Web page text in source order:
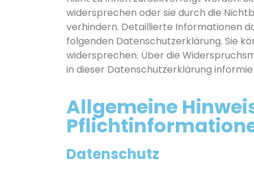
widersprechen oder sie durch die
verhindern. Detaillierte Informationen
folgenden Datenschutzerklärung. Sie
widersprechen. Über die
in dieser Datenschutzerklärung
Allgemeine
Datenschutz